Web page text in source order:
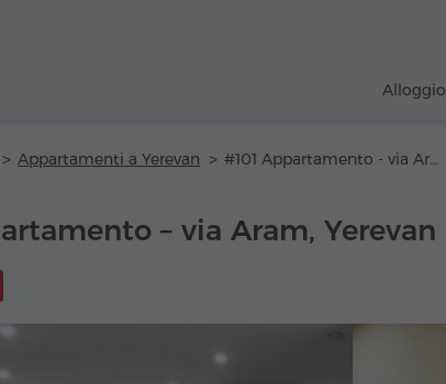
Alloggio
Appartamenti a Yerevan #101 Appartamento - via Aram
– via Aram, Yerevan